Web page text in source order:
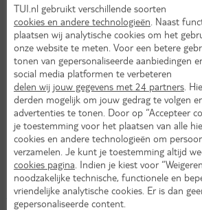
beek@tui.nl
Maak een afspraak
Openingstijden
Maandag : 09:30 - 18:00 uur
Dinsdag
: 09:30 - 18:00 uur
Woensdag
: 09:30 - 18:00 uur
Donderdag
: 09:30 - 21:00 uur
Vrijdag
: 09:30 - 18:00 uur
Zaterdag
: 09:00 - 17:00 uur
Zondag
: 12:00 - 17:00 uur
In jouw TUI shop boeken we reizen van TUI
aanbieders. Meer keuze voor jouw perfecte
welkom!
TUI.nl gebruikt verschillende soorten
cookies en andere technologieën . Naast
plaatsen wij analytische cookies om het
onze website te meten. Voor een betere
tonen van gepersonaliseerde aanbiedingen
social media platformen te verbeteren
delen wij jouw gegevens met 24 partners .
derden mogelijk om jouw gedrag te volgen
advertenties te tonen. Door op “Accepteer
je toestemming voor het plaatsen van alle
cookies en andere technologieën om
verzamelen. Je kunt je toestemming altijd
cookies pagina . Indien je kiest voor
noodzakelijke technische, functionele en
vriendelijke analytische cookies. Er is dan
gepersonaliseerde content.